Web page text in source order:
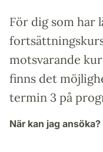
För dig som har
motsvarande
finns det
termin 3 på
När kan jag ansöka?